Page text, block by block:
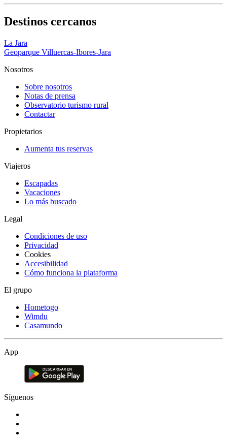
Destinos cercanos
La Jara
Geoparque Villuercas-Ibores-Jara
Nosotros
Sobre nosotros
Notas de prensa
Observatorio turismo rural
Contactar
Propietarios
Aumenta tus reservas
Viajeros
Escapadas
Vacaciones
Lo más buscado
Legal
Condiciones de uso
Privacidad
Cookies
Accesibilidad
Cómo funciona la plataforma
El grupo
Hometogo
Wimdu
Casamundo
App
Síguenos